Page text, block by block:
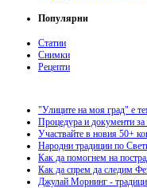
Популярни
Статии
Снимки
Рецепти
"Улиците на моя град" е
Процедура и документи за
Участвайте в новия 50+
Народни традиции по
Как да помогнем на
Как да спрем да следим
Джулай Морнинг -